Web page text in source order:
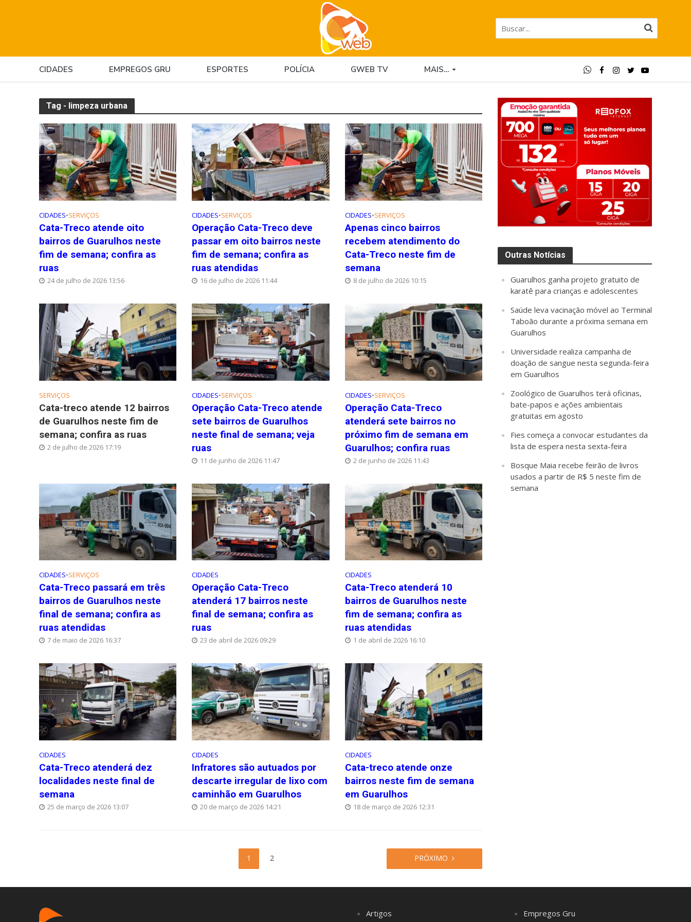
CIDADES EMPREGOS GRU ESPORTES POLÍCIA GWEB TV MAIS…
Tag - limpeza urbana
CIDADES•SERVIÇOS
Cata-Treco atende oito
bairros de Guarulhos neste
fim de semana; confira as
ruas
24 de julho de 2026 13:56
CIDADES•SERVIÇOS
Operação Cata-Treco deve
passar em oito bairros neste
fim de semana; confira as
ruas atendidas
16 de julho de 2026 11:44
CIDADES•SERVIÇOS
Apenas cinco bairros
recebem atendimento do
Cata-Treco neste fim de
semana
8 de julho de 2026 10:15
SERVIÇOS
Cata-treco atende 12 bairros
de Guarulhos neste fim de
semana; confira as ruas
2 de julho de 2026 17:19
CIDADES•SERVIÇOS
Operação Cata-Treco atende
sete bairros de Guarulhos
neste final de semana; veja
ruas
11 de junho de 2026 11:47
CIDADES•SERVIÇOS
Operação Cata-Treco
atenderá sete bairros no
próximo fim de semana em
Guarulhos; confira ruas
2 de junho de 2026 11:43
CIDADES•SERVIÇOS
Cata-Treco passará em três
bairros de Guarulhos neste
final de semana; confira as
ruas atendidas
7 de maio de 2026 16:37
CIDADES
Operação Cata-Treco
atenderá 17 bairros neste
final de semana; confira as
ruas
23 de abril de 2026 09:29
CIDADES
Cata-Treco atenderá 10
bairros de Guarulhos neste
fim de semana; confira as
ruas atendidas
1 de abril de 2026 16:10
CIDADES
Cata-Treco atenderá dez
localidades neste final de
semana
25 de março de 2026 13:07
CIDADES
Infratores são autuados por
descarte irregular de lixo com
caminhão em Guarulhos
20 de março de 2026 14:21
CIDADES
Cata-treco atende onze
bairros neste fim de semana
em Guarulhos
18 de março de 2026 12:31
1 2 PRÓXIMO
Outras Notícias
Guarulhos ganha projeto gratuito de
karatê para crianças e adolescentes
Saúde leva vacinação móvel ao Terminal
Taboão durante a próxima semana em
Guarulhos
Universidade realiza campanha de
doação de sangue nesta segunda-feira
em Guarulhos
Zoológico de Guarulhos terá oficinas,
bate-papos e ações ambientais
gratuitas em agosto
Fies começa a convocar estudantes da
lista de espera nesta sexta-feira
Bosque Maia recebe feirão de livros
usados a partir de R$ 5 neste fim de
semana
Artigos Empregos Gru